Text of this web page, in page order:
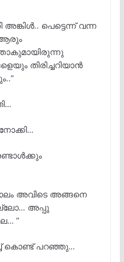
.. പെട്ടെന്ന് വന്ന
തിരിച്ചറിയാൻ
അവിടെ അങ്ങനെ
അപ്പു
”
കൊണ്ട് പറഞ്ഞു…